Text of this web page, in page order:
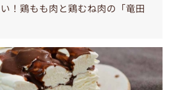
！鶏もも肉と鶏むね肉の「竜田